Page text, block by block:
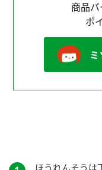
商品
ポ
ほうれんそうは